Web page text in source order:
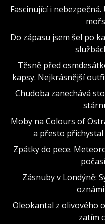
Fascinující i
Do zápasu jsem šel po
Těsně před
kapsy. Nejkrásnější
Chudoba zanechává
Moby na Colours of
a přesto
Zpátky do pece.
Zásnuby v Londýně:
Oleokantal z olivového
zatím